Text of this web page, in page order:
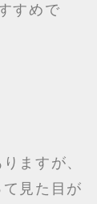
すめで
ますが、
見た目が